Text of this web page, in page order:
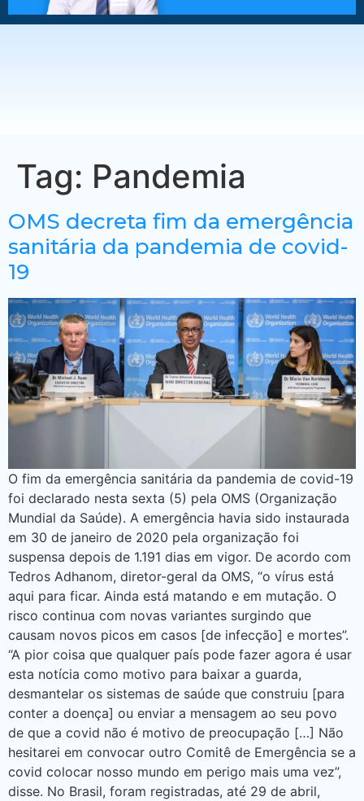
Tag: Pandemia
OMS decreta fim da emergência
sanitária da pandemia de covid-
19
O fim da emergência sanitária da pandemia de covid-19
foi declarado nesta sexta (5) pela OMS (Organização
Mundial da Saúde). A emergência havia sido instaurada
em 30 de janeiro de 2020 pela organização foi
suspensa depois de 1.191 dias em vigor. De acordo com
Tedros Adhanom, diretor-geral da OMS, “o vírus está
aqui para ficar. Ainda está matando e em mutação. O
risco continua com novas variantes surgindo que
causam novos picos em casos [de infecção] e mortes”.
“A pior coisa que qualquer país pode fazer agora é usar
esta notícia como motivo para baixar a guarda,
desmantelar os sistemas de saúde que construiu [para
conter a doença] ou enviar a mensagem ao seu povo
de que a covid não é motivo de preocupação […] Não
hesitarei em convocar outro Comitê de Emergência se a
covid colocar nosso mundo em perigo mais uma vez”,
disse. No Brasil, foram registradas, até 29 de abril,